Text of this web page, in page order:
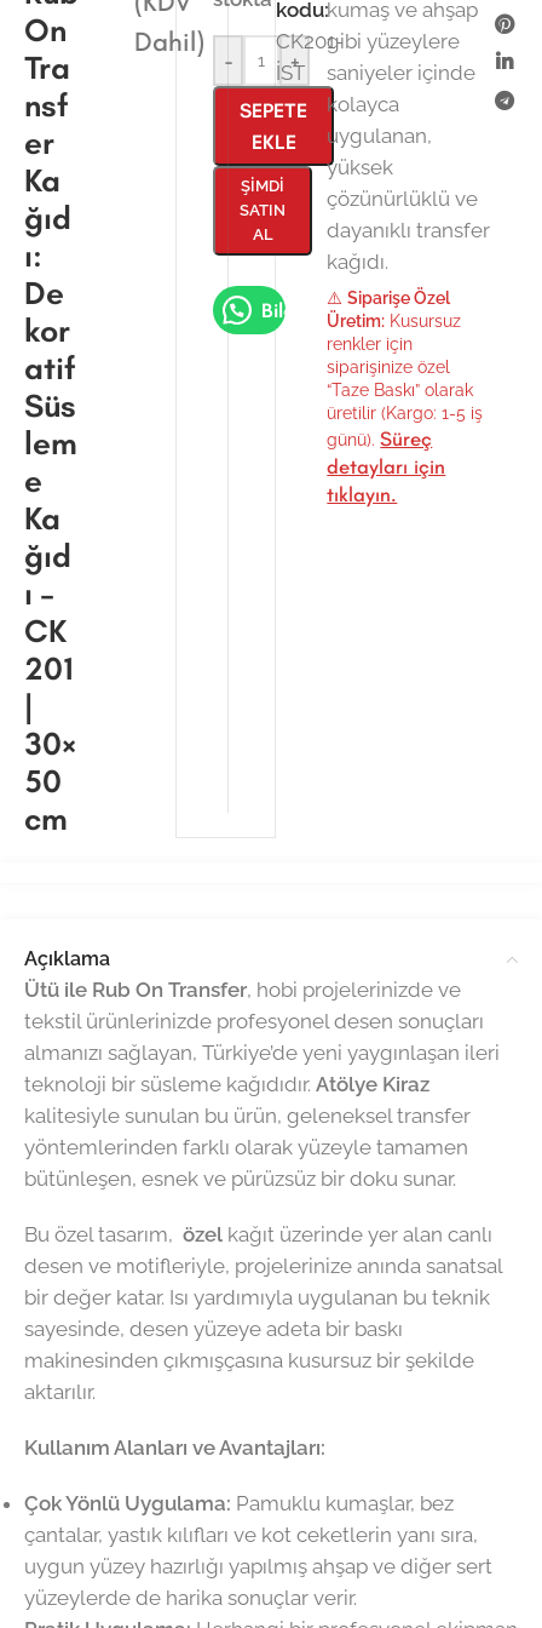
On
Tra
nsf
er
Ka
ğıd
ı:
De
kor
atif
Süs
lem
e
Ka
ğıd
ı –
CK
201
|
30×
50
cm
Dahil)
- +
SEPETE
EKLE
ŞIMDI
SATIN
AL
Bilgi Al
kodu:
CK201-
İST
kumaş ve ahşap
gibi yüzeylere
saniyeler içinde
kolayca
uygulanan,
yüksek
çözünürlüklü ve
dayanıklı transfer
kağıdı.
⚠️Siparişe Özel
Üretim: Kusursuz
renkler için
siparişinize özel
“Taze Baskı” olarak
üretilir (Kargo: 1-5 iş
günü).Süreç
detayları için
tıklayın.
Açıklama
Ütü ile Rub On Transfer, hobi projelerinizde ve
tekstil ürünlerinizde profesyonel desen sonuçları
almanızı sağlayan, Türkiye’de yeni yaygınlaşan ileri
teknoloji bir süsleme kağıdıdır. Atölye Kiraz
kalitesiyle sunulan bu ürün, geleneksel transfer
yöntemlerinden farklı olarak yüzeyle tamamen
bütünleşen, esnek ve pürüzsüz bir doku sunar.
Bu özel tasarım, özel kağıt üzerinde yer alan canlı
desen ve motifleriyle, projelerinize anında sanatsal
bir değer katar. Isı yardımıyla uygulanan bu teknik
sayesinde, desen yüzeye adeta bir baskı
makinesinden çıkmışçasına kusursuz bir şekilde
aktarılır.
Kullanım Alanları ve Avantajları:
Çok Yönlü Uygulama: Pamuklu kumaşlar, bez
çantalar, yastık kılıfları ve kot ceketlerin yanı sıra,
uygun yüzey hazırlığı yapılmış ahşap ve diğer sert
yüzeylerde de harika sonuçlar verir.